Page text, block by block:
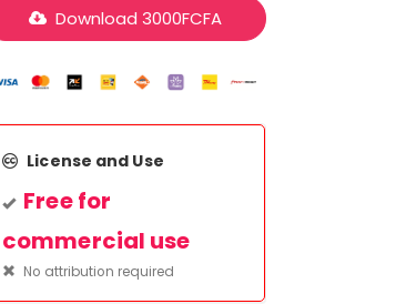
Download 3000FCFA
License and Use
Free for
commercial use
No attribution required